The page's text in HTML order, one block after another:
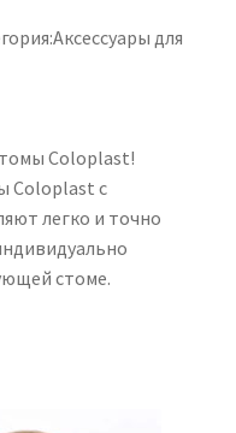
для
Coloplast!
Coloplast с
легко и точно
стоме.